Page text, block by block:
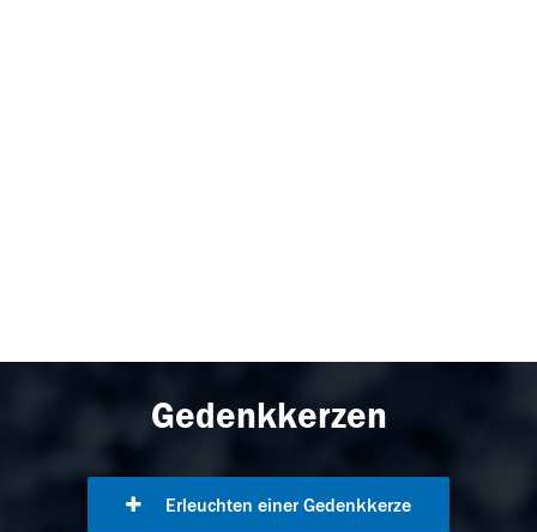
Gedenkkerzen
Erleuchten einer Gedenkkerze